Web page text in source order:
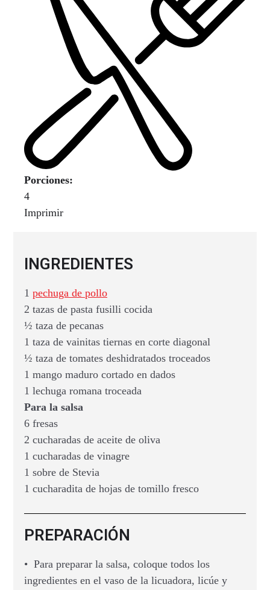
Porciones:
4
Imprimir
INGREDIENTES
1 pechuga de pollo
2 tazas de pasta fusilli cocida
½ taza de pecanas
1 taza de vainitas tiernas en corte diagonal
½ taza de tomates deshidratados troceados
1 mango maduro cortado en dados
1 lechuga romana troceada
Para la salsa
6 fresas
2 cucharadas de aceite de oliva
1 cucharadas de vinagre
1 sobre de Stevia
1 cucharadita de hojas de tomillo fresco
PREPARACIÓN
• Para preparar la salsa, coloque todos los
ingredientes en el vaso de la licuadora, licúe y